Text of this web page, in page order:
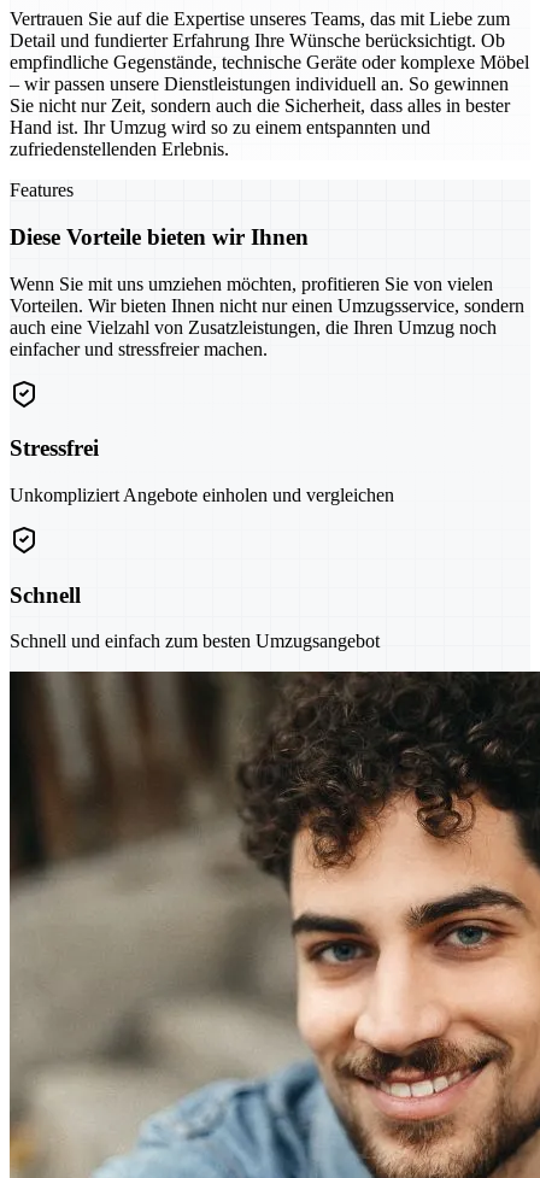
Vertrauen Sie auf die Expertise unseres Teams, das mit Liebe zum
Detail und fundierter Erfahrung Ihre Wünsche berücksichtigt. Ob
empfindliche Gegenstände, technische Geräte oder komplexe Möbel
– wir passen unsere Dienstleistungen individuell an. So gewinnen
Sie nicht nur Zeit, sondern auch die Sicherheit, dass alles in bester
Hand ist. Ihr Umzug wird so zu einem entspannten und
zufriedenstellenden Erlebnis.
Features
Diese Vorteile bieten wir Ihnen
Wenn Sie mit uns umziehen möchten, profitieren Sie von vielen
Vorteilen. Wir bieten Ihnen nicht nur einen Umzugsservice, sondern
auch eine Vielzahl von Zusatzleistungen, die Ihren Umzug noch
einfacher und stressfreier machen.
Stressfrei
Unkompliziert Angebote einholen und vergleichen
Schnell
Schnell und einfach zum besten Umzugsangebot